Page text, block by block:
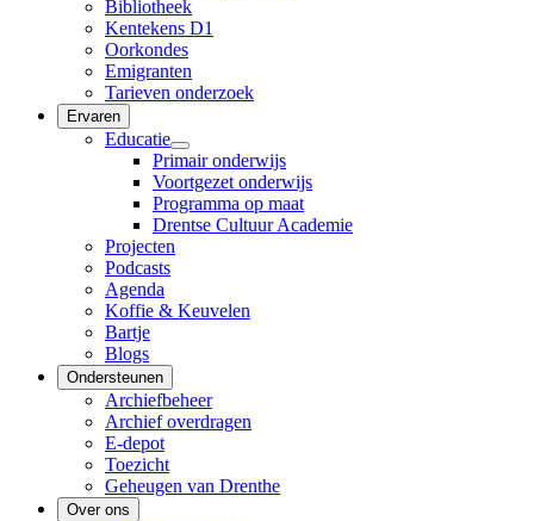
Bibliotheek
Kentekens D1
Oorkondes
Emigranten
Tarieven onderzoek
Ervaren
Educatie
Primair onderwijs
Voortgezet onderwijs
Programma op maat
Drentse Cultuur Academie
Projecten
Podcasts
Agenda
Koffie & Keuvelen
Bartje
Blogs
Ondersteunen
Archiefbeheer
Archief overdragen
E-depot
Toezicht
Geheugen van Drenthe
Over ons